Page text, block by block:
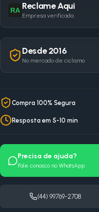
RA Reclame Aqui
Empresa verificada
Desde 2016
No mercado de ciclismo
Compra 100% Segura
Resposta em 5-10 min
Precisa de ajuda?
Fale conosco no WhatsApp
(44) 99769-2708